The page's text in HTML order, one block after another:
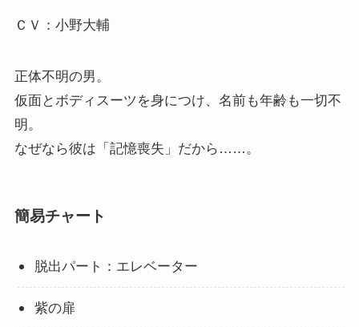
ＣＶ：小野大輔
正体不明の男。
仮面とボディスーツを身につけ、名前も年齢も一切不
明。
なぜなら彼は「記憶喪失」だから……。
簡易チャート
脱出パート：エレベーター
紫の扉